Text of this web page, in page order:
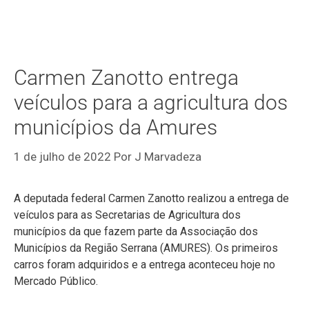
Carmen Zanotto entrega
veículos para a agricultura dos
municípios da Amures
1 de julho de 2022 Por J Marvadeza
A deputada federal Carmen Zanotto realizou a entrega de
veículos para as Secretarias de Agricultura dos
municípios da que fazem parte da Associação dos
Municípios da Região Serrana (AMURES). Os primeiros
carros foram adquiridos e a entrega aconteceu hoje no
Mercado Público.